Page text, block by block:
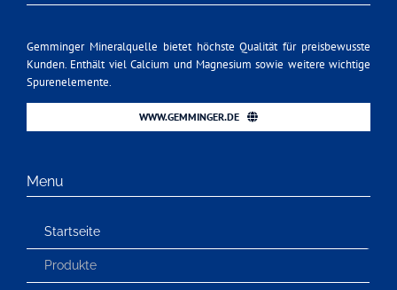
Gemminger Mineralquelle bietet höchste Qualität für preisbewusste
Kunden. Enthält viel Calcium und Magnesium sowie weitere wichtige
Spurenelemente.
WWW.GEMMINGER.DE
Menu
Startseite
Produkte